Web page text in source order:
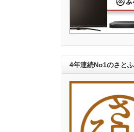
4年連続No1のさと